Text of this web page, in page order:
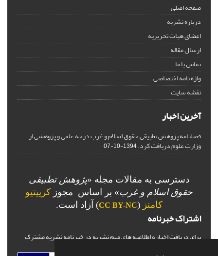
صفحه اصلی
درباره نشریه
اعضای هیات تحریریه
ارسال مقاله
تماس با ما
واژه نامه اختصاصی
نقشه سایت
آخرین اخبار
فصلنامه پژوهش تطبیقی حقوق اسلام و غرب درجه علمی و پژوهشی از
وزارت علوم دریافت کرد.1394-10-07
دسترسی به مقالات مجله «پژوهش تطبیقی
حقوق اسلام و غرب» بر اساس مجوز کرییتیو
کامنز (
CC BY-NC) آزاد است.
اشتراک خبرنامه
برای دریافت اخبار و اطلاعیه های مهم نشریه در خبرنامه نشریه مشترک